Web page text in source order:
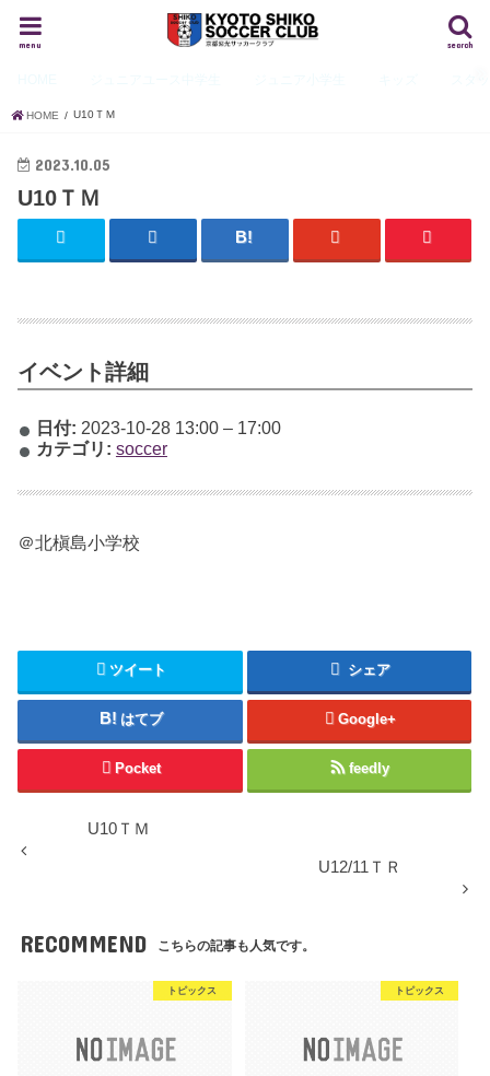
search
menu
HOME U10ＴＭ
2023.10.05
U10ＴＭ
イベント詳細
日付: 2023-10-28 13:00– 17:00
カテゴリ: soccer
＠北槇島小学校
ツイート シェア
はてブ Google+
Pocket feedly
U10ＴＭ
U12/11ＴＲ
RECOMMEND こちらの記事も人気です。
トピックス トピックス